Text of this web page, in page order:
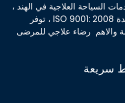
السياحة العلاجية في الهند ،
كيورانديا هي مؤسسة معتمدة ISO 9001: 2008 ، توفر
والاهم رضاء علاجي للمرضى
سريعة